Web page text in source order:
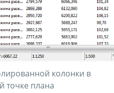
колонки в
точке плана